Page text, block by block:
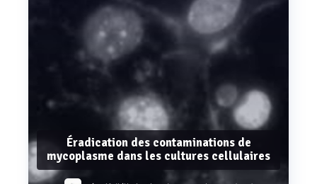
Éradication des contaminations de
mycoplasme dans les cultures cellulaires